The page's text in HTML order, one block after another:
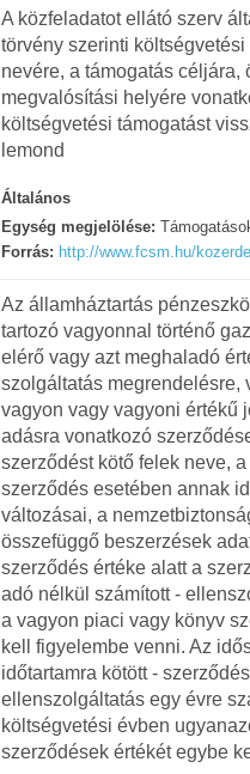
A közfeladatot ellátó szerv
törvény szerinti
nevére, a támogatás céljára,
megvalósítási helyére
költségvetési támogatást
lemond
Általános
Egység megjelölése:
Forrás: http://www.fcsm.hu/
Az államháztartás
tartozó vagyonnal történő
elérő vagy azt meghaladó
szolgáltatás megrendelésre,
vagyon vagy vagyoni értékű
adásra vonatkozó
szerződést kötő felek neve,
szerződés esetében annak
változásai, a
összefüggő beszerzések
szerződés értéke alatt a
adó nélkül számított -
a vagyon piaci vagy könyv
kell figyelembe venni. Az
időtartamra kötött -
ellenszolgáltatás egy évre
költségvetési évben
szerződések értékét egybe